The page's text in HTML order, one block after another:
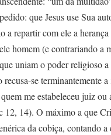
que Jesus use Sua
a repartir com ele a
homem (e contrariando a
uniam o poder religioso a
se terminantemente
me estabeleceu juiz ou
12, 14). O máximo a que
da cobiça, contando a